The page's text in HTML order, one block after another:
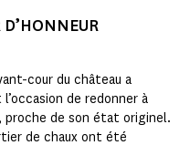
D’HONNEUR
cour du château a
de redonner à
de son état originel.
de chaux ont été